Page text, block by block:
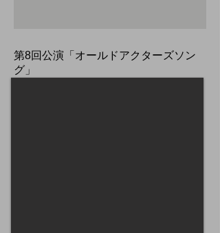
​第8回公演「オールドアクターズソン
グ」